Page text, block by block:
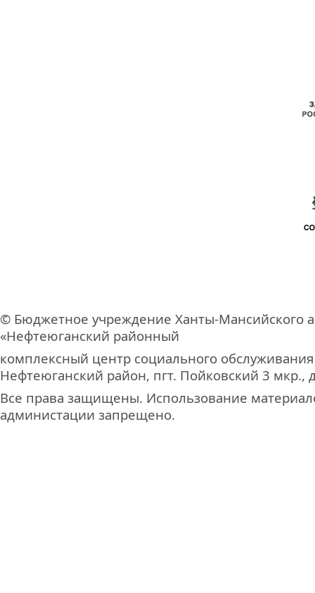
© Бюджетное учреждение Ханты-Мансийского
«Нефтеюганский районный
комплексный центр социального
Нефтеюганский район, пгт. Пойковский 3 мкр.,
Все права защищены. Использование
администации запрещено.